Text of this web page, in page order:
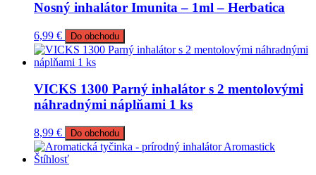
Nosný inhalátor Imunita – 1ml – Herbatica
6,99 € Do obchodu
VICKS 1300 Parný inhalátor s 2 mentolovými
náhradnými náplňami 1 ks
8,99 € Do obchodu